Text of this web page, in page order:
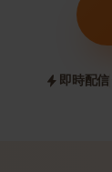
即時配信